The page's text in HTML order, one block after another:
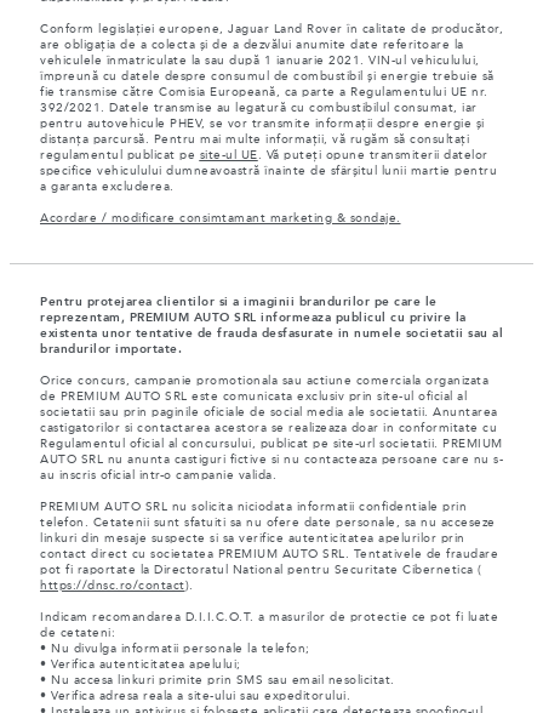
Conform legislației europene, Jaguar Land Rover în calitate de producător,
are obligația de a colecta și de a dezvălui anumite date referitoare la
vehiculele înmatriculate la sau după 1 ianuarie 2021. VIN-ul vehiculului,
împreună cu datele despre consumul de combustibil și energie trebuie să
fie transmise către Comisia Europeană, ca parte a Regulamentului UE nr.
392/2021. Datele transmise au legatură cu combustibilul consumat, iar
pentru autovehicule PHEV, se vor transmite informații despre energie și
distanța parcursă. Pentru mai multe informații, vă rugăm să consultați
regulamentul publicat pe site-ul UE . Vă puteți opune transmiterii datelor
specifice vehiculului dumneavoastră înainte de sfârșitul lunii martie pentru
a garanta excluderea.
Acordare / modificare consimtamant marketing & sondaje.
Pentru protejarea clientilor si a imaginii brandurilor pe care le
reprezentam, PREMIUM AUTO SRL informeaza publicul cu privire la
existenta unor tentative de frauda desfasurate in numele societatii sau al
brandurilor importate.
Orice concurs, campanie promotionala sau actiune comerciala organizata
de PREMIUM AUTO SRL este comunicata exclusiv prin site-ul oficial al
societatii sau prin paginile oficiale de social media ale societatii. Anuntarea
castigatorilor si contactarea acestora se realizeaza doar in conformitate cu
Regulamentul oficial al concursului, publicat pe site-url societatii. PREMIUM
AUTO SRL nu anunta castiguri fictive si nu contacteaza persoane care nu s-
au inscris oficial intr-o campanie valida.
PREMIUM AUTO SRL nu solicita niciodata informatii confidentiale prin
telefon. Cetatenii sunt sfatuiti sa nu ofere date personale, sa nu acceseze
linkuri din mesaje suspecte si sa verifice autenticitatea apelurilor prin
contact direct cu societatea PREMIUM AUTO SRL. Tentativele de fraudare
pot fi raportate la Directoratul National pentru Securitate Cibernetica (
https://dnsc.ro/contact).
Indicam recomandarea D.I.I.C.O.T. a masurilor de protectie ce pot fi luate
de cetateni:
• Nu divulga informatii personale la telefon;
• Verifica autenticitatea apelului;
• Nu accesa linkuri primite prin SMS sau email nesolicitat.
• Verifica adresa reala a site-ului sau expeditorului.